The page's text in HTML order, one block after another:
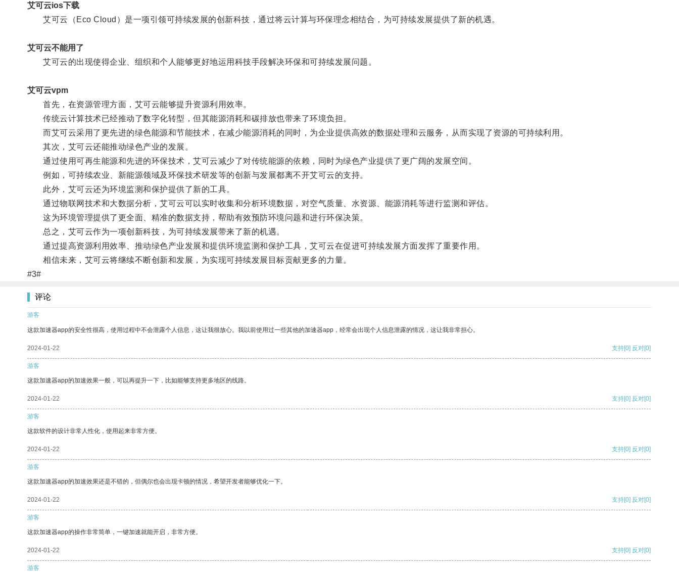
艾可云ios下载
艾可云（Eco Cloud）是一项引领可持续发展的创新科技，通过将云计算与环保理念相结合，为可持续发展提供了新的机遇。
艾可云不能用了
艾可云的出现使得企业、组织和个人能够更好地运用科技手段解决环保和可持续发展问题。
艾可云vpm
首先，在资源管理方面，艾可云能够提升资源利用效率。
传统云计算技术已经推动了数字化转型，但其能源消耗和碳排放也带来了环境负担。
而艾可云采用了更先进的绿色能源和节能技术，在减少能源消耗的同时，为企业提供高效的数据处理和云服务，从而实现了资源的可持续利用。
其次，艾可云还能推动绿色产业的发展。
通过使用可再生能源和先进的环保技术，艾可云减少了对传统能源的依赖，同时为绿色产业提供了更广阔的发展空间。
例如，可持续农业、新能源领域及环保技术研发等的创新与发展都离不开艾可云的支持。
此外，艾可云还为环境监测和保护提供了新的工具。
通过物联网技术和大数据分析，艾可云可以实时收集和分析环境数据，对空气质量、水资源、能源消耗等进行监测和评估。
这为环境管理提供了更全面、精准的数据支持，帮助有效预防环境问题和进行环保决策。
总之，艾可云作为一项创新科技，为可持续发展带来了新的机遇。
通过提高资源利用效率、推动绿色产业发展和提供环境监测和保护工具，艾可云在促进可持续发展方面发挥了重要作用。
相信未来，艾可云将继续不断创新和发展，为实现可持续发展目标贡献更多的力量。
#3#
评论
游客
这款加速器app的安全性很高，使用过程中不会泄露个人信息，这让我很放心。我以前使用过一些其他的加速器app，经常会出现个人信息泄露的情况，这让我非常担心。
2024-01-22 支持[0] 反对[0]
游客
这款加速器app的加速效果一般，可以再提升一下，比如能够支持更多地区的线路。
2024-01-22 支持[0] 反对[0]
游客
这款软件的设计非常人性化，使用起来非常方便。
2024-01-22 支持[0] 反对[0]
游客
这款加速器app的加速效果还是不错的，但偶尔也会出现卡顿的情况，希望开发者能够优化一下。
2024-01-22 支持[0] 反对[0]
游客
这款加速器app的操作非常简单，一键加速就能开启，非常方便。
2024-01-22 支持[0] 反对[0]
游客